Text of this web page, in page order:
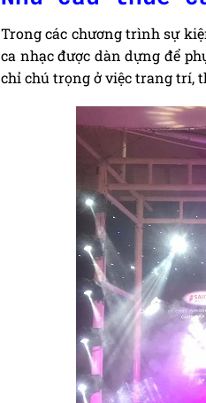
Trong các chương trình sự
ca nhạc được dàn dựng để
chỉ chú trọng ở việc trang trí,